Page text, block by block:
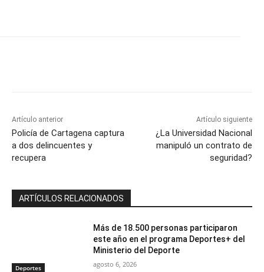
Artículo anterior
Policía de Cartagena captura
a dos delincuentes y
recupera
Artículo siguiente
¿La Universidad Nacional
manipuló un contrato de
seguridad?
ARTÍCULOS RELACIONADOS
Deportes
Más de 18.500 personas participaron
este año en el programa Deportes+ del
Ministerio del Deporte
agosto 6, 2026